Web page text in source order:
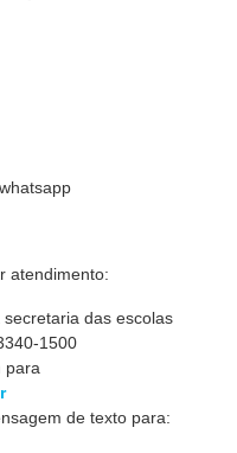
atendimento:
das escolas
1500
para
de texto para: